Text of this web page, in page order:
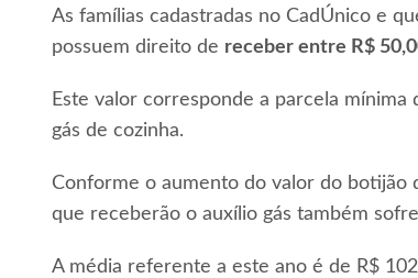
As famílias cadastradas no CadÚnico e
possuem direito de receber entre R$
Este valor corresponde a parcela
gás de cozinha.
Conforme o aumento do valor do botijão
que receberão o auxílio gás também
A média referente a este ano é de R$